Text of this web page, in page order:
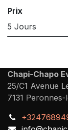
Prix
5 Jours
Chapi-Chapo
25/C1 Avenue
7131